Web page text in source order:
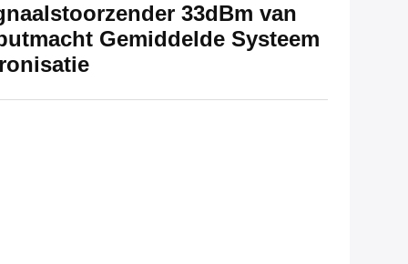
33dBm van
Gemiddelde Systeem